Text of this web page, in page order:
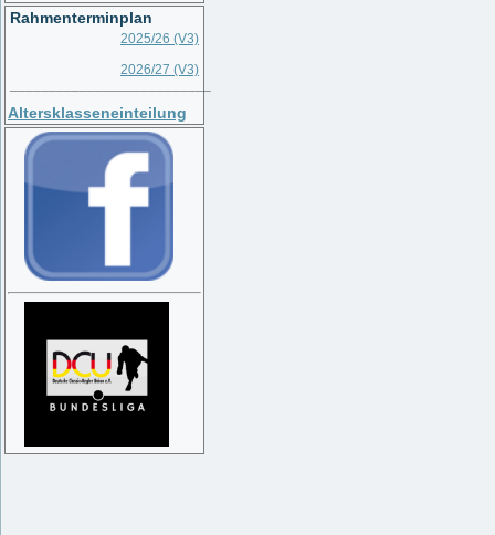
Rahmenterminplan
2025/26 (V3)
2026/27 (V3)
Altersklasseneinteilung